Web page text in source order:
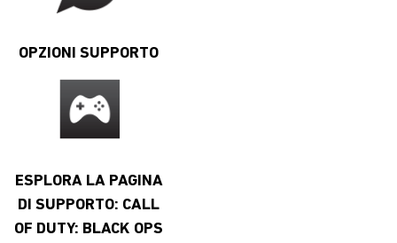
OPZIONI SUPPORTO
ESPLORA LA PAGINA
DI SUPPORTO: CALL
OF DUTY: BLACK OPS